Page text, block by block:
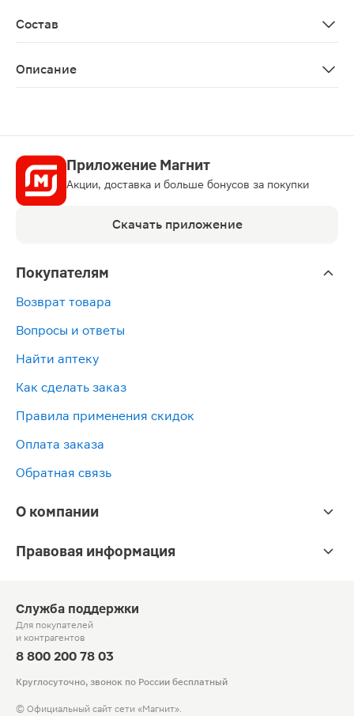
Состав
Описание
Приложение Магнит
Акции, доставка и больше бонусов за покупки
Скачать приложение
Покупателям
Возврат товара
Вопросы и ответы
Найти аптеку
Как сделать заказ
Правила применения скидок
Оплата заказа
Обратная связь
О компании
Правовая информация
Служба поддержки
Для покупателей
и контрагентов
8 800 200 78 03
Круглосуточно, звонок по России бесплатный
© Официальный сайт сети «Магнит».